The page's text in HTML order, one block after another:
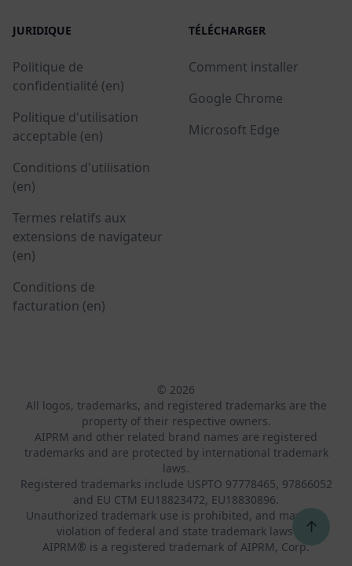
JURIDIQUE
Politique de
confidentialité (en)
Politique d'utilisation
acceptable (en)
Conditions d'utilisation
(en)
Termes relatifs aux
extensions de navigateur
(en)
Conditions de
facturation (en)
TÉLÉCHARGER
Comment installer
Google Chrome
Microsoft Edge
© 2026
All logos, trademarks, and registered trademarks are the
property of their respective owners.
AIPRM and other related brand names are registered
trademarks and are protected by international trademark
laws.
Registered trademarks include USPTO 97778465, 97866052
and EU CTM EU18823472, EU18830896.
Unauthorized trademark use is prohibited, and may be a
violation of federal and state trademark laws.
AIPRM® is a registered trademark of AIPRM, Corp.
↑